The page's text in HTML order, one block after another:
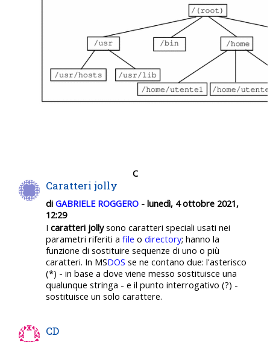
C
Caratteri jolly
di GABRIELE ROGGERO - lunedì, 4 ottobre 2021,
12:29
I caratteri jollysono caratteri speciali usati nei
parametri riferiti a file o directory; hanno la
funzione di sostituire sequenze di uno o più
caratteri. In MSDOS se ne contano due: l'asterisco
(*) - in base a dove viene messo sostituisce una
qualunque stringa - e il punto interrogativo (?) -
sostituisce un solo carattere.
CD